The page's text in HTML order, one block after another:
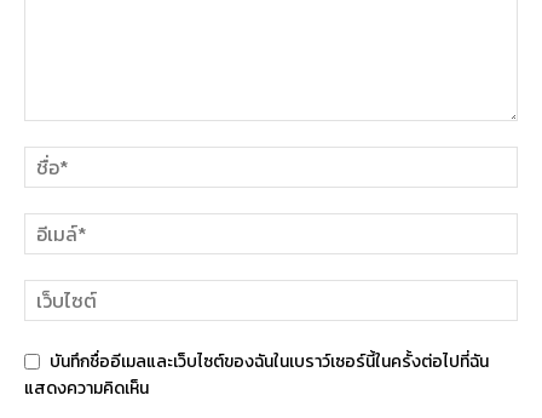
บันทึกชื่ออีเมลและเว็บไซต์ของฉันในเบราว์เซอร์นี้ในครั้งต่อไปที่ฉัน
แสดงความคิดเห็น